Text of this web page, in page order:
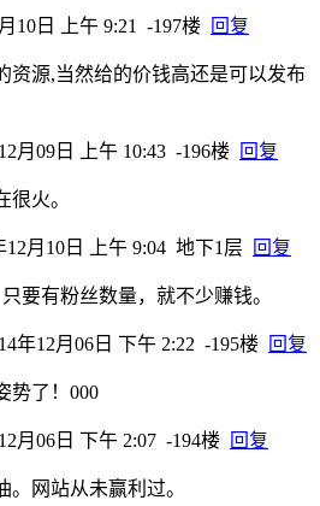
10日 上午 9:21 -197楼 回复
资源,当然给的价钱高还是可以发布
月09日 上午 10:43 -196楼 回复
很火。
12月10日 上午 9:04 地下1层 回复
要有粉丝数量，就不少赚钱。
年12月06日 下午 2:22 -195楼 回复
势了！000
月06日 下午 2:07 -194楼 回复
网站从未赢利过。